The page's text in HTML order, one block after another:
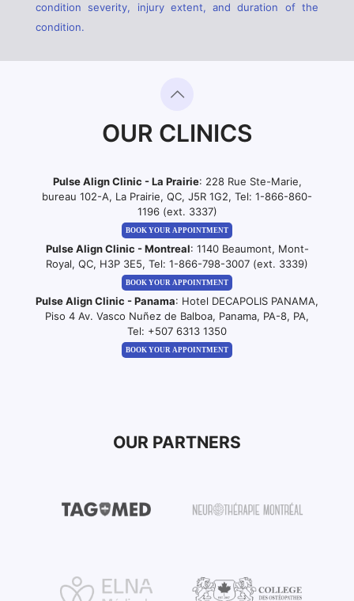
condition severity, injury extent, and duration of the
condition.
OUR CLINICS
Pulse Align Clinic - La Prairie: 228 Rue Ste-Marie,
bureau 102-A, La Prairie, QC, J5R 1G2, Tel: 1-866-860-
1196 (ext. 3337)
BOOK YOUR APPOINTMENT
Pulse Align Clinic - Montreal: 1140 Beaumont, Mont-
Royal, QC, H3P 3E5, Tel: 1-866-798-3007 (ext. 3339)
BOOK YOUR APPOINTMENT
Pulse Align Clinic - Panama: Hotel DECAPOLIS PANAMA,
Piso 4 Av. Vasco Nuñez de Balboa, Panama, PA-8, PA,
Tel: +507 6313 1350
BOOK YOUR APPOINTMENT
OUR PARTNERS